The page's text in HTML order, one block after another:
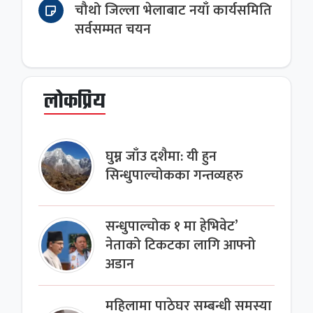
चौथो जिल्ला भेलाबाट नयाँ कार्यसमिति
सर्वसम्मत चयन
लोकप्रिय
घुम्न जाँउ दशैमा: यी हुन
सिन्धुपाल्चोकका गन्तव्यहरु
सन्धुपाल्चोक १ मा हेभिवेट’
नेताको टिकटका लागि आफ्नो
अडान
महिलामा पाठेघर सम्बन्धी समस्या